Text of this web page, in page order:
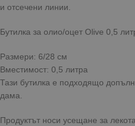
и отсечени линии.
Бутилка за олио/оцет Olive 0,5
Размери: 6/28 см
Вместимост: 0,5 литра
Тази бутилка е подходящо
дама.
Продуктът носи усещане за